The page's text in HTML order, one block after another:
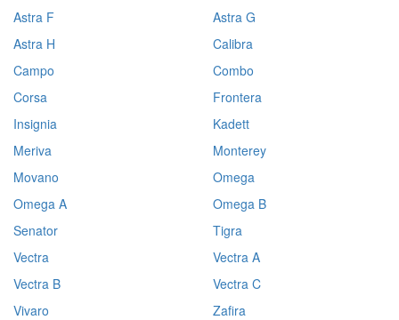
Astra F
Astra G
Astra H
Calibra
Campo
Combo
Corsa
Frontera
Insignia
Kadett
Meriva
Monterey
Movano
Omega
Omega A
Omega B
Senator
Tigra
Vectra
Vectra A
Vectra B
Vectra C
Vivaro
Zafira